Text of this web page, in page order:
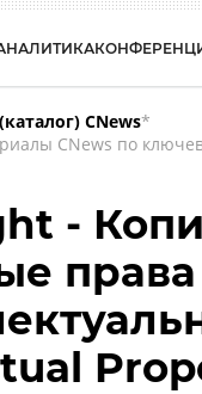
CNews*
CNews по
-
права